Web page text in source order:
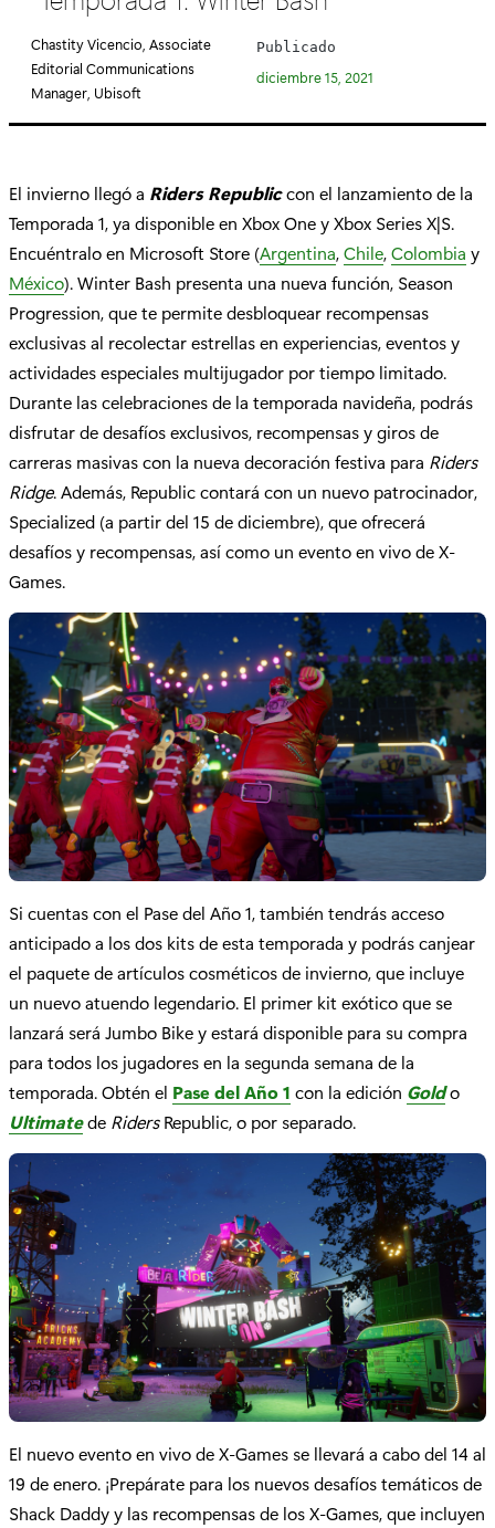
g
o
r
í
Chastity Vicencio, Associate
Editorial Communications
Manager, Ubisoft
Publicado
diciembre 15, 2021
El invierno llegó a Riders Republiccon el lanzamiento de la
Temporada 1, ya disponible en Xbox One y Xbox Series X|S.
Encuéntralo en Microsoft Store (Argentina,Chile,Colombia y
México). Winter Bash presenta una nueva función, Season
Progression, que te permite desbloquear recompensas
exclusivas al recolectar estrellas en experiencias, eventos y
actividades especiales multijugador por tiempo limitado.
Durante las celebraciones de la temporada navideña, podrás
disfrutar de desafíos exclusivos, recompensas y giros de
carreras masivas con la nueva decoración festiva para Riders
Ridge. Además, Republic contará con un nuevo patrocinador,
Specialized (a partir del 15 de diciembre), que ofrecerá
desafíos y recompensas, así como un evento en vivo de X-
Games.
Si cuentas con el Pase del Año 1, también tendrás acceso
anticipado a los dos kits de esta temporada y podrás canjear
el paquete de artículos cosméticos de invierno, que incluye
un nuevo atuendo legendario. El primer kit exótico que se
lanzará será Jumbo Bike y estará disponible para su compra
para todos los jugadores en la segunda semana de la
temporada. Obtén el Pase del Año 1 con la edición Goldo
Ultimatede RidersRepublic, o por separado.
El nuevo evento en vivo de X-Games se llevará a cabo del 14 al
19 de enero. ¡Prepárate para los nuevos desafíos temáticos de
Shack Daddy y las recompensas de los X-Games, que incluyen